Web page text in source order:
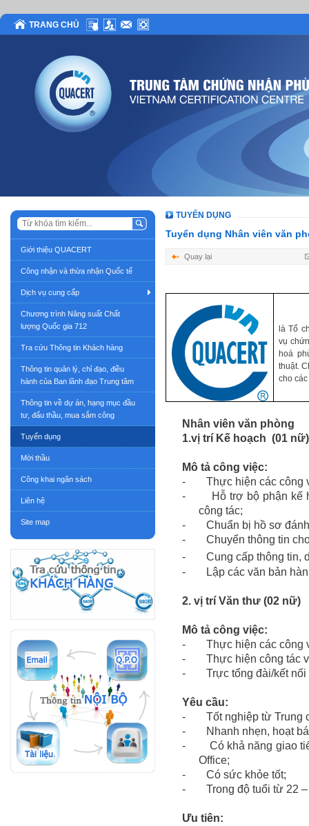
TRANG CHỦ
Giới thiệu QUACERT
Công nhận và thừa nhận Quốc tế
Dịch vụ cung cấp
Chương trình Năng suất Chất
lượng Quốc gia 712
Tra cứu Thông tin Khách hàng
Thông tin quản lý, chỉ đạo, điều
hành của Ban lãnh đạo Trung tâm
Thông tin về dự án, hạng mục đầu
tư, đấu thầu, mua sắm công
Tuyển dụng
Mời thầu
Công khai ngân sách
Liên hệ
Site map
TUYỂN DỤNG
Tuyển dụng Nhân viên văn
Quay lại
là Tổ
vụ
hoá
thuật.
cho
Nhân viên văn phòng
1.vị trí Kế hoạch (01 nữ)
Mô tả công việc:
-
Thực hiện các công
-
Hỗ trợ bộ phận kế
công tác;
-
Chuẩn bị hồ sơ
-
Chuyển thông tin
-
Cung cấp thông tin,
-
Lập các văn bản
2. vị trí Văn thư (02 nữ)
Mô tả công việc:
-
Thực hiện các công
-
Thực hiện công tác
-
Trực tổng đài/kết
Yêu cầu:
-
Tốt nghiệp từ Trung
-
Nhanh nhẹn, hoạt
-
Có khả năng giao
Office;
-
Có sức khỏe tốt;
-
Trong độ tuổi từ 22
Ưu tiên: